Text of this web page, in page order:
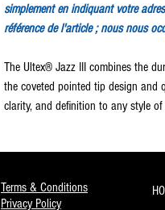
simplement en indiquant votre
référence de l'article ; nous nous
The Ultex® Jazz III combines the
the coveted pointed tip design and
clarity, and definition to any style
Terms & Conditions
Privacy Policy